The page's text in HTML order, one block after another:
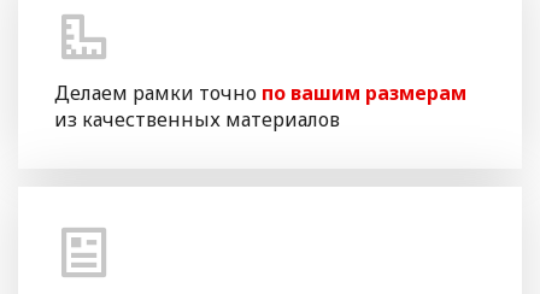
Делаем рамки точно по вашим размерам
из качественных материалов